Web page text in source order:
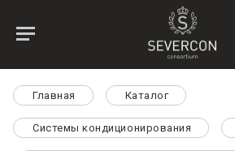
Главная Каталог
Системы кондиционирования